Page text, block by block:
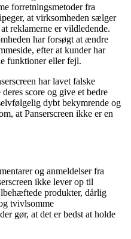
forretningsmetoder fra
at virksomheden sælger
reklamerne er vildledende.
har forsøgt at ændre
efter at kunder har
funktioner eller fejl.
har lavet falske
score og give et bedre
dybt bekymrende og
at Panserscreen ikke er en
og anmeldelser fra
ikke lever op til
produkter, dårlig
tvivlsomme
gør, at det er bedst at holde